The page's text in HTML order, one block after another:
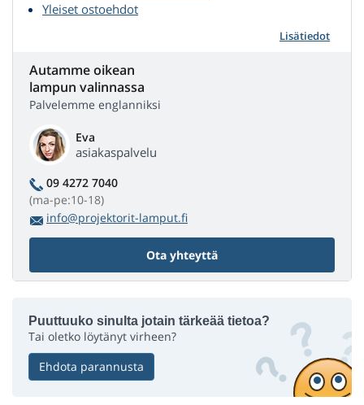
Yleiset ostoehdot
Lisätiedot
Autamme oikean
lampun valinnassa
Palvelemme englanniksi
Eva
asiakaspalvelu
09 4272 7040
(ma-pe:10-18)
info@projektorit-lamput.fi
Ota yhteyttä
Puuttuuko sinulta jotain tärkeää tietoa?
Tai oletko löytänyt virheen?
Ehdota parannusta